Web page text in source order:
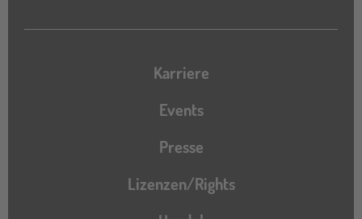
Karriere
Events
Presse
Lizenzen/Rights